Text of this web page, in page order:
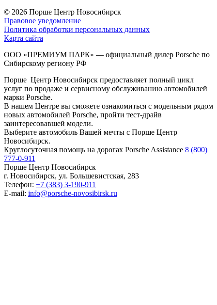
© 2026 Порше Центр Новосибирск
Правовое уведомление
Политика обработки персональных данных
Карта сайта
ООО «ПРЕМИУМ ПАРК» — официальный дилер Porsche по
Сибирскому региону РФ
Порше Центр Новосибирск предоставляет полный цикл
услуг по продаже и сервисному обслуживанию автомобилей
марки Porsche.
В нашем Центре вы сможете ознакомиться с модельным рядом
новых автомобилей Porsche, пройти тест-драйв
заинтересовавшей модели.
Выберите автомобиль Вашей мечты с Порше Центр
Новосибирск.
Круглосуточная помощь на дорогах Porsche Assistance 8 (800)
777-0-911
Порше Центр Новосибирск
г. Новосибирск, ул. Большевистская, 283
Телефон: +7 (383) 3-190-911
E-mail: info@porsche-novosibirsk.ru